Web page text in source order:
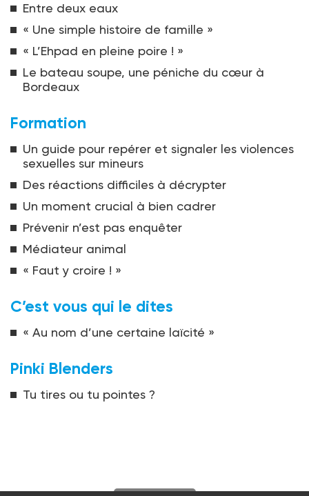
Entre deux eaux
« Une simple histoire de famille »
« L’Ehpad en pleine poire ! »
Le bateau soupe, une péniche du cœur à
Bordeaux
Formation
Un guide pour repérer et signaler les violences
sexuelles sur mineurs
Des réactions difficiles à décrypter
Un moment crucial à bien cadrer
Prévenir n’est pas enquêter
Médiateur animal
« Faut y croire ! »
C’est vous qui le dites
« Au nom d’une certaine laïcité »
Pinki Blenders
Tu tires ou tu pointes ?